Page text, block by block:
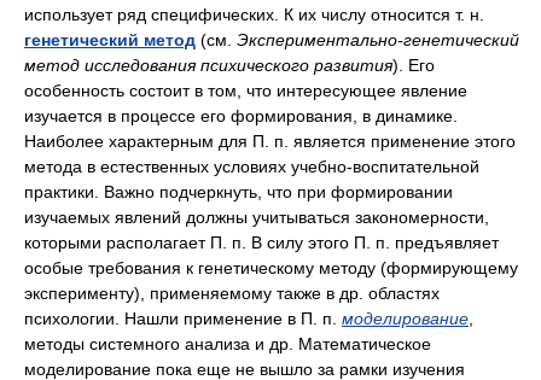
использует ряд специфических. К их числу относится т. н.
генетический метод (см. Экспериментально-генетический
метод исследования психического развития). Его
особенность состоит в том, что интересующее явление
изучается в процессе его формирования, в динамике.
Наиболее характерным для П. п. является применение этого
метода в естественных условиях учебно-воспитательной
практики. Важно подчеркнуть, что при формировании
изучаемых явлений должны учитываться закономерности,
которыми располагает П. п. В силу этого П. п. предъявляет
особые требования к генетическому методу (формирующему
эксперименту), применяемому также в др. областях
психологии. Нашли применение в П. п. моделирование
методы системного анализа и др. Математическое
моделирование пока еще не вышло за рамки изучения